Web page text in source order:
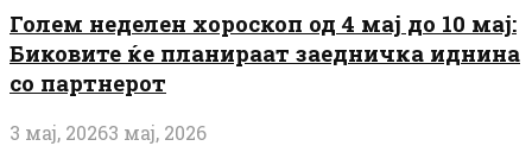
Голем неделен хороскоп од 4 мај до 10 мај:
Биковите ќе планираат заедничка иднина
со партнерот
3 мај, 20263 мај, 2026